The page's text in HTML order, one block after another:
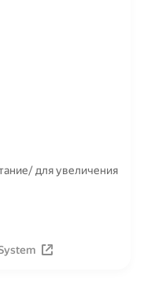
для увеличения